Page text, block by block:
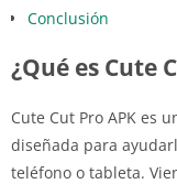
Conclusión
¿Qué es Cute
Cute Cut Pro APK es
diseñada para
teléfono o tableta.